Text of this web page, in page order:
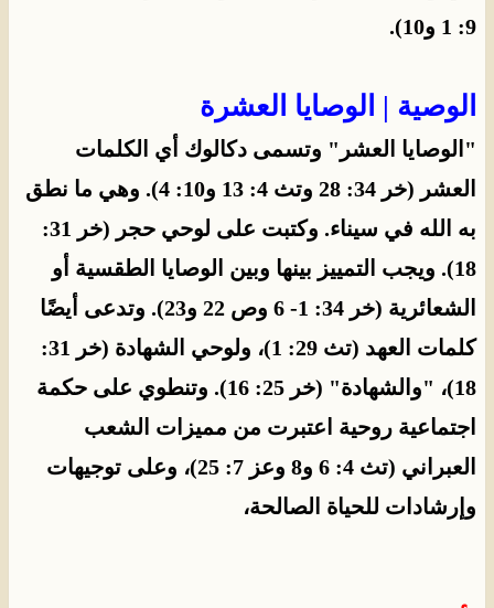
9: 1 و10).
الوصية | الوصايا العشرة
"الوصايا العشر" وتسمى دكالوك أي الكلمات
العشر (خر 34: 28 وتث 4: 13 و10: 4). وهي ما نطق
به الله في سيناء. وكتبت على لوحي حجر (خر 31:
18). ويجب التمييز بينها وبين الوصايا الطقسية أو
الشعائرية (خر 34: 1- 6 وص 22 و23). وتدعى أيضًا
كلمات العهد (تث 29: 1)، ولوحي الشهادة (خر 31:
18)، "والشهادة" (خر 25: 16). وتنطوي على حكمة
اجتماعية روحية اعتبرت من مميزات الشعب
العبراني (تث 4: 6 و8 وعز 7: 25)، وعلى توجيهات
وإرشادات للحياة الصالحة،